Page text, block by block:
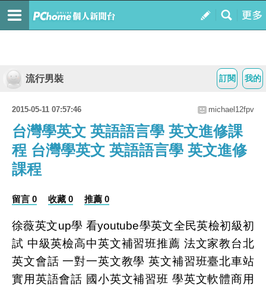
我的
訂閱
流行男裝
2015-05-11 07:57:46 michael12fpv
台灣學英文 英語語言學 英文進修課
程 台灣學英文 英語語言學 英文進修
課程
留言 0 收藏 0 推薦 0
徐薇英文up學 看youtube學英文全民英檢初級初
試 中級英檢高中英文補習班推薦 法文家教台北
英文會話 一對一英文教學 英文補習班臺北車站
實用英語會話 國小英文補習班 學英文軟體商用